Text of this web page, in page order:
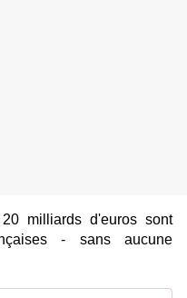
milliards d'euros sont
- sans aucune